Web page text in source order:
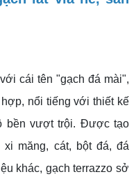
cái tên "gạch đá mài",
nổi tiếng với thiết kế
bền vượt trội. Được tạo
măng, cát, bột đá, đá
khác, gạch terrazzo sở